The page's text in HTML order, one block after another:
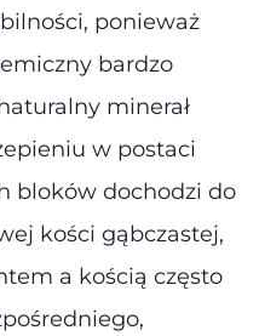
ponieważ
bardzo
minerał
w postaci
bloków dochodzi do
kości gąbczastej,
a kością często